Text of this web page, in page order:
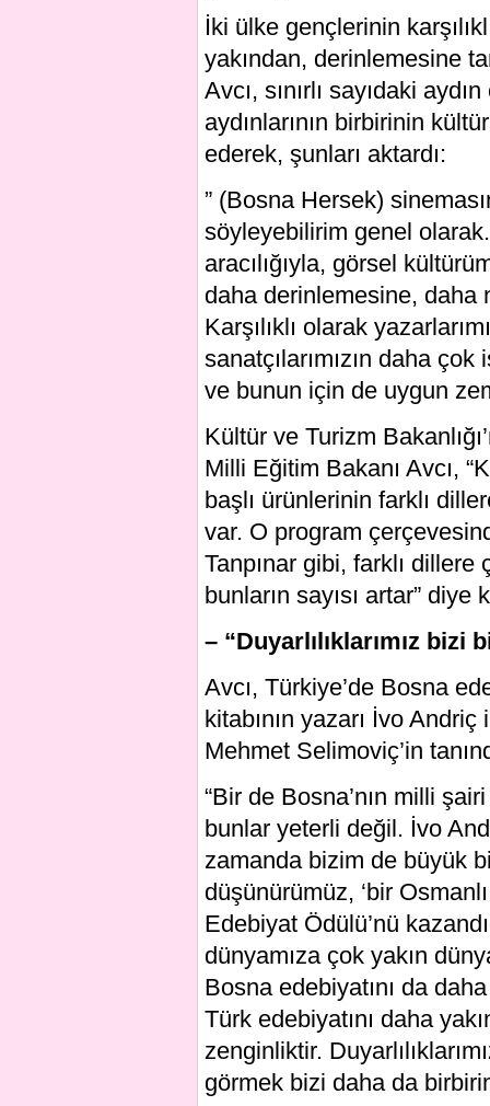
İki ülke gençlerinin
yakından, derinlemesine
Avcı, sınırlı sayıdaki
aydınlarının birbirinin
ederek, şunları aktardı:
” (Bosna Hersek)
söyleyebilirim genel
aracılığıyla, görsel
daha derinlemesine, daha
Karşılıklı olarak
sanatçılarımızın daha
ve bunun için de uygun
Kültür ve Turizm
Milli Eğitim Bakanı Avcı,
başlı ürünlerinin farklı
var. O program
Tanpınar gibi, farklı
bunların sayısı artar” diye
– “Duyarlılıklarımız bizi
Avcı, Türkiye’de Bosna
kitabının yazarı İvo Andriç
Mehmet Selimoviç’in
“Bir de Bosna’nın milli
bunlar yeterli değil. İvo
zamanda bizim de büyük
düşünürümüz, ‘bir
Edebiyat Ödülü’nü
dünyamıza çok yakın
Bosna edebiyatını da
Türk edebiyatını daha
zenginliktir.
görmek bizi daha da